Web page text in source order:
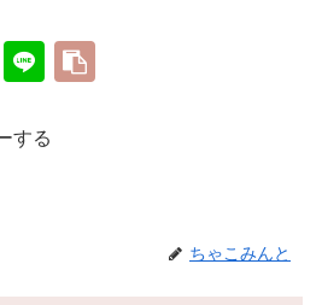
する
ちゃこみんと